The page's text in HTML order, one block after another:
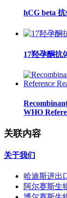
hCG beta
17羟孕酮抗
WHO
关联内容
关于我们
哈迪斯进出
阿尔赛斯生